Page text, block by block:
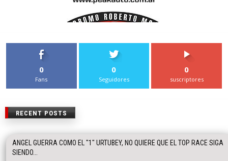
0
Fans
0
Seguidores
0
suscriptores
RECENT POSTS
ANGEL GUERRA COMO EL "1" URTUBEY, NO QUIERE QUE EL TOP RACE SIGA
SIENDO...